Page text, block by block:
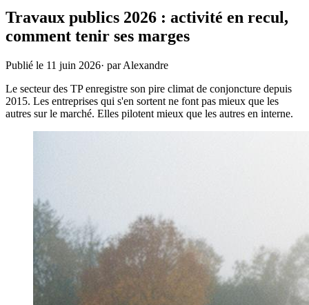
Travaux publics 2026 : activité en recul,
comment tenir ses marges
Publié le 11 juin 2026· par Alexandre
Le secteur des TP enregistre son pire climat de conjoncture depuis
2015. Les entreprises qui s'en sortent ne font pas mieux que les
autres sur le marché. Elles pilotent mieux que les autres en interne.